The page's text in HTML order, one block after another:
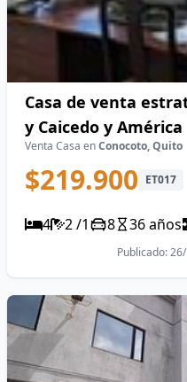
Casa de venta
y Caicedo y América
Venta Casa enConocoto, Quito
$219.900 ET017
4 2 /1 8 36 años
Publicado: